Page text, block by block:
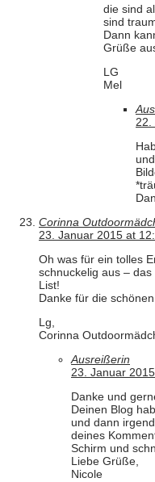
die sind
sind
Dann
Grüße
LG
Mel
22.
Corinna
23. Januar 2015 at
Oh was für ein tolles
schnuckelig aus –
List!
Danke für die
Lg,
Corinna
Ausreißerin
23. Januar
Danke und
Deinen Blog
und dann
deines
Schirm und
Liebe Grüße,
Nicole